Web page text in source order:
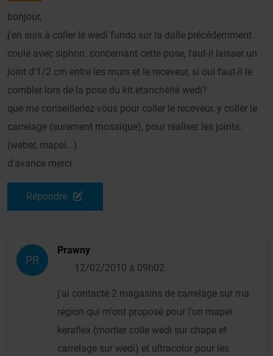
bonjour,
j'en suis à coller le wedi fundo sur la dalle précédemment
coulé avec siphon. concernant cette pose, faut-il laisser un
joint d'1/2 cm entre les murs et le receveur, si oui faut-il le
combler lors de la pose du kit etanchéité wedi?
que me conseilleriez-vous pour coller le receveur, y coller le
carrelage (surement mosaïque), pour réaliser les joints.
(weber, mapei...).
d'avance merci.
Répondre
PR
Prawny
12/02/2010 à 09h02
j'ai contacté 2 magasins de carrelage sur ma
région qui m'ont proposé pour l'un mapei
keraflex (mortier colle wedi sur chape et
carrelage sur wedi) et ultracolor pour les